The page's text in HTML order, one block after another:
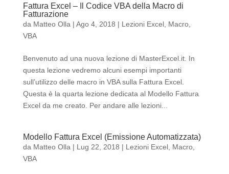
Fattura Excel – Il Codice VBA della Macro di
Fatturazione
da Matteo Olla | Ago 4, 2018 | Lezioni Excel, Macro,
VBA
Benvenuto ad una nuova lezione di MasterExcel.it. In
questa lezione vedremo alcuni esempi importanti
sull’utilizzo delle macro in VBA sulla Fattura Excel.
Questa è la quarta lezione dedicata al Modello Fattura
Excel da me creato. Per andare alle lezioni...
Modello Fattura Excel (Emissione Automatizzata)
da Matteo Olla | Lug 22, 2018 | Lezioni Excel, Macro,
VBA